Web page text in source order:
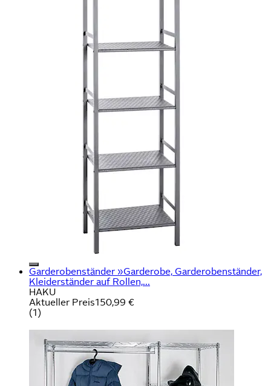
Garderobenständer »Garderobe, Garderobenständer,
Kleiderständer auf Rollen,...
HAKU
Aktueller Preis150,99 €
(1)